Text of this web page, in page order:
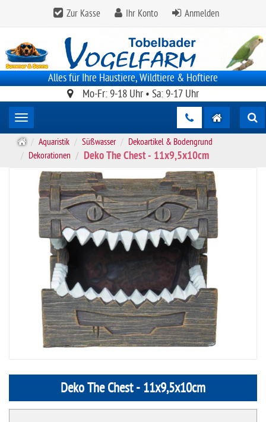
Zur Kasse Ihr Konto Anmelden
Alles für Ihre Haustiere, Wildtiere & Hoftiere
Mo-Fr: 9-18 Uhr • Sa: 9-17 Uhr
Toggle navigation
S
Aquaristik Süßwasser
Dekoartikel & Bodengrund
Dekorationen
Deko The Chest - 11x9,5x10cm
Deko The Chest - 11x9,5x10cm